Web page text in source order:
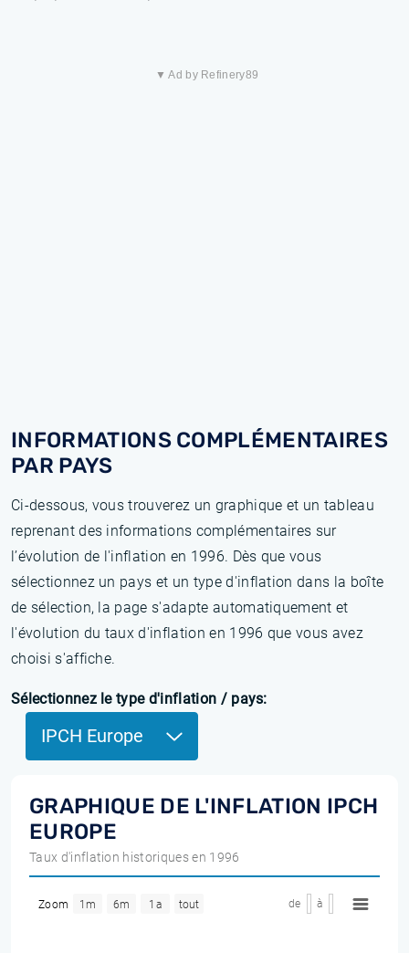
▼ Ad by Refinery89
INFORMATIONS COMPLÉMENTAIRES
PAR PAYS
Ci-dessous, vous trouverez un graphique et un tableau
reprenant des informations complémentaires sur
l’évolution de l'inflation en 1996. Dès que vous
sélectionnez un pays et un type d'inflation dans la boîte
de sélection, la page s'adapte automatiquement et
l'évolution du taux d'inflation en 1996 que vous avez
choisi s'affiche.
Sélectionnez le type d'inflation / pays:
IPCH Europe
GRAPHIQUE DE L'INFLATION IPCH
EUROPE
Taux d'inflation historiques en 1996
Zoom 1m 6m 1a tout de à